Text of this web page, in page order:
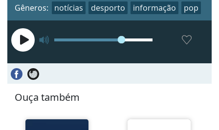
Gêneros: notícias desporto informação pop
Ouça também